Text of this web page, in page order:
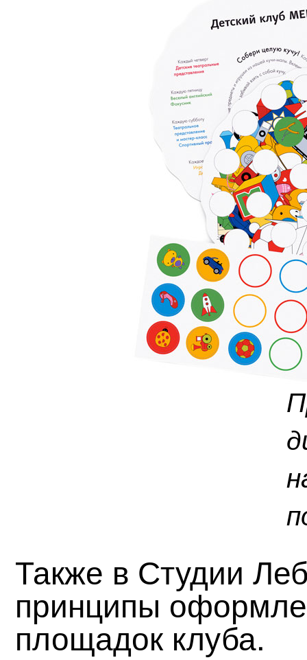
Также в Студии
принципы
площадок клуба.